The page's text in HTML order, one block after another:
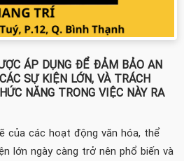
ÁP DỤNG ĐỂ ĐẢM BẢO AN
SỰ KIỆN LỚN, VÀ TRÁCH
NĂNG TRONG VIỆC NÀY RA
của các hoạt động văn hóa, thể
lớn ngày càng trở nên phổ biến và